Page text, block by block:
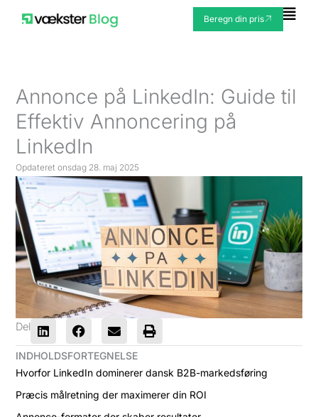
Beregn din pris
Annonce på LinkedIn: Guide til
Effektiv Annoncering på
LinkedIn
Opdateret onsdag 28. maj 2025
Del
INDHOLDSFORTEGNELSE
Hvorfor LinkedIn dominerer dansk B2B-markedsføring
Præcis målretning der maximerer din ROI